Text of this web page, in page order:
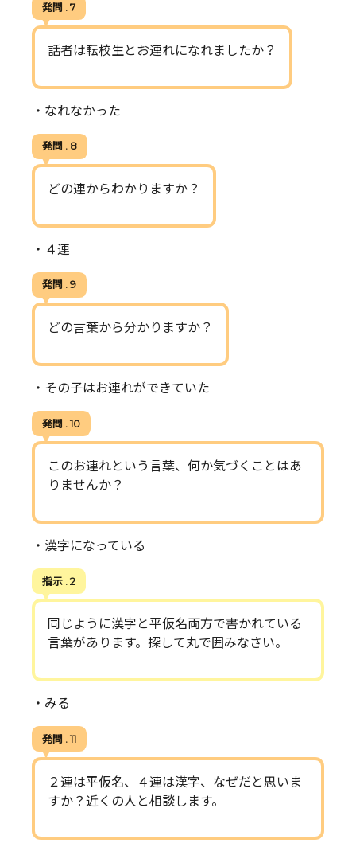
発問 . 7
話者は転校生とお連れになれましたか？
・なれなかった
発問 . 8
どの連からわかりますか？
・４連
発問 . 9
どの言葉から分かりますか？
・その子はお連れができていた
発問 . 10
このお連れという言葉、何か気づくことはあ
りませんか？
・漢字になっている
指示 . 2
同じように漢字と平仮名両方で書かれている
言葉があります。探して丸で囲みなさい。
・みる
発問 . 11
２連は平仮名、４連は漢字、なぜだと思いま
すか？近くの人と相談します。